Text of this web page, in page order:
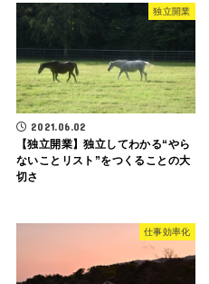
独立開業
2021.06.02
【独立開業】独立してわかる“やら
ないことリスト”をつくることの大
切さ
仕事効率化